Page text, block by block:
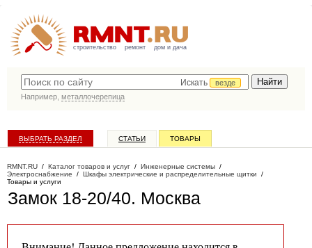
строительство ремонт дом и дача
Искать
везде
Например, металлочерепица
ВЫБРАТЬ РАЗДЕЛ СТАТЬИ ТОВАРЫ
RMNT.RU / Каталог товаров и услуг / Инженерные системы /
Электроснабжение / Шкафы электрические и распределительные щитки /
Товары и услуги
Замок 18-20/40. Москва